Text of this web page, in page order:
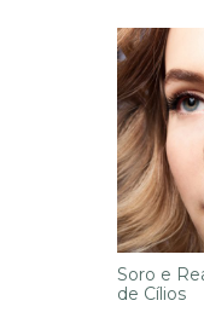
Soro e
de Cílios